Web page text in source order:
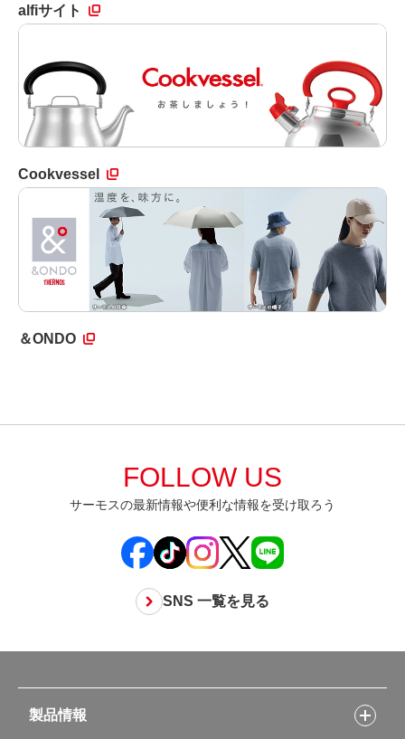
alfiサイト
Cookvessel
＆ONDO
FOLLOW US
サーモスの最新情報や便利な情報を受け取ろう
SNS 一覧を見る
製品情報